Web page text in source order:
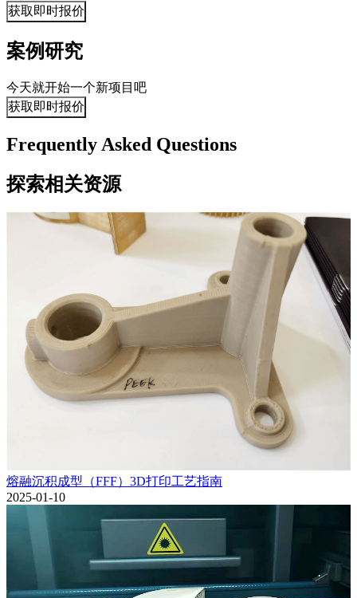
获取即时报价
案例研究
今天就开始一个新项目吧
获取即时报价
Frequently Asked Questions
探索相关资源
熔融沉积成型（FFF）3D打印工艺指南
2025-01-10